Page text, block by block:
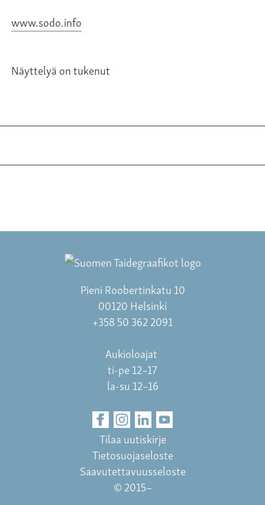
www.sodo.info
Näyttelyä on tukenut
Pieni Roobertinkatu 10
00120 Helsinki
+358 50 362 2091
Aukioloajat
ti-pe 12–17
la-su 12–16
Tilaa uutiskirje
Tietosuojaseloste
Saavutettavuusseloste
© 2015–